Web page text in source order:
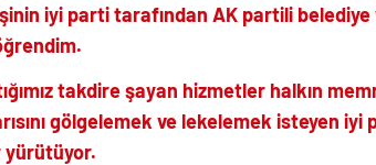
iyi parti tarafından AK partili
takdire şayan hizmetler halkın
gölgelemek ve lekelemek isteyen
yürütüyor.